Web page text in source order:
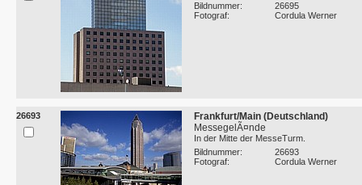
Bildnummer:
26695
Fotograf:
Cordula Werner
26693
Frankfurt/Main (Deutschland)
MessegelÃ¤nde
In der Mitte der MesseTurm.
Bildnummer:
26693
Fotograf:
Cordula Werner